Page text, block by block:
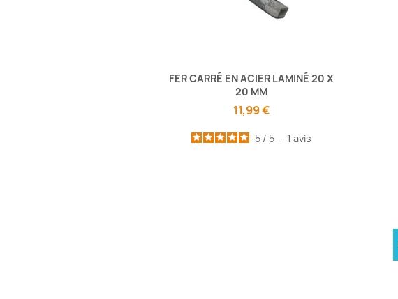
FER CARRÉ EN ACIER LAMINÉ 20 X
20 MM
11,99 €
5 / 5 - 1 avis